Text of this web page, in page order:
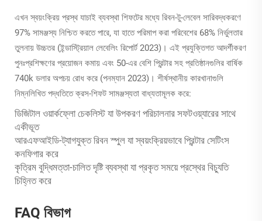
এখন স্বয়ংক্রিয় প্রস্থ যাচাই ব্যবস্থা শিফটের মধ্যে রিবন-টু-লেবেল সারিবদ্ধকরণে
97% সামঞ্জস্য নিশ্চিত করতে পারে, যা হাতে পরিমাপ করা পরিবেশের 68% নির্ভুলতার
তুলনায় উচ্চতর (ইন্ডাস্ট্রিয়াল লেবেলিং রিপোর্ট 2023)। এই প্রযুক্তিগত আদর্শীকরণ
পুনঃপ্রশিক্ষণের প্রয়োজন কমায় এবং 50-এর বেশি প্রিন্টার সহ প্রতিষ্ঠানগুলির বার্ষিক
740k ডলার অপচয় রোধ করে (পনম্যান 2023)। শীর্ষস্থানীয় কারখানাগুলি
নিম্নলিখিত পদ্ধতিতে ক্রস-শিফট সামঞ্জস্যতা বাধ্যতামূলক করে:
ডিজিটাল ওয়ার্কফ্লো চেকলিস্ট যা উপকরণ পরিচালনার সফটওয়্যারের সাথে
একীভূত
আরএফআইডি-ট্যাগযুক্ত রিবন স্পুল যা স্বয়ংক্রিয়ভাবে প্রিন্টার সেটিংস
কনফিগার করে
কৃত্রিম বুদ্ধিমত্তা-চালিত দৃষ্টি ব্যবস্থা যা প্রকৃত সময়ে প্রস্থের বিচ্যুতি
চিহ্নিত করে
FAQ বিভাগ